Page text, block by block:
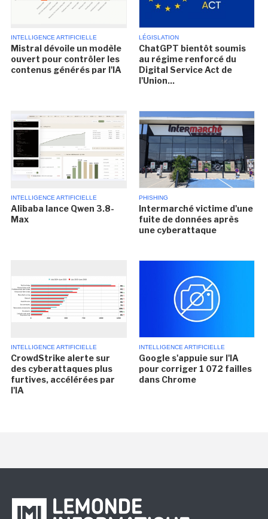
INTELLIGENCE ARTIFICIELLE
Mistral dévoile un modèle
ouvert pour contrôler les
contenus générés par l'IA
LÉGISLATION
ChatGPT bientôt soumis
au régime renforcé du
Digital Service Act de
l'Union...
INTELLIGENCE ARTIFICIELLE
Alibaba lance Qwen 3.8-
Max
PHISHING
Intermarché victime d'une
fuite de données après
une cyberattaque
INTELLIGENCE ARTIFICIELLE
CrowdStrike alerte sur
des cyberattaques plus
furtives, accélérées par
l'IA
INTELLIGENCE ARTIFICIELLE
Google s'appuie sur l'IA
pour corriger 1 072 failles
dans Chrome